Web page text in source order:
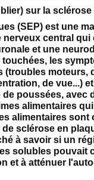
sur la
(SEP) est une
nerveux central qui
et une
les
(troubles moteurs,
de vue...)
poussées, avec
alimentaires
alimentaires sont
sclérose en
à savoir si un
solubles pouvait
et à atténuer